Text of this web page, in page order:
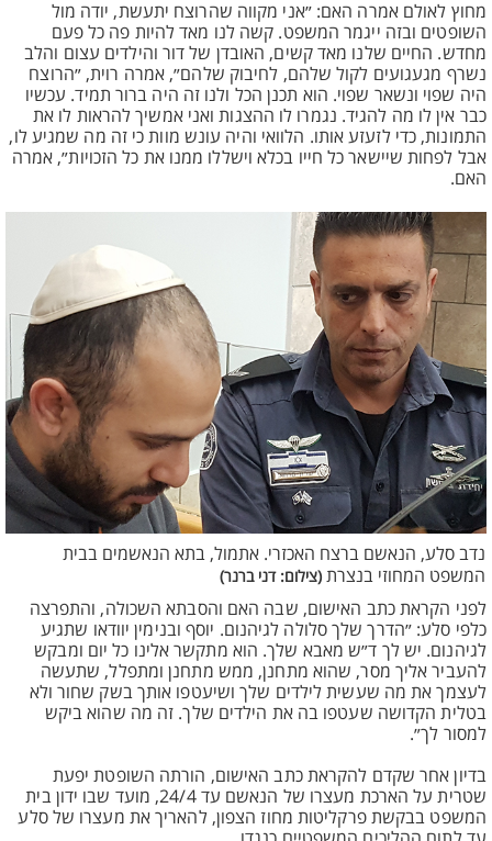
מחוץ לאולם אמרה האם: ״אני מקווה שהרוצח יתעשת, יודה מול
השופטים ובזה ייגמר המשפט. קשה לנו מאד להיות פה כל פעם
מחדש. החיים שלנו מאד קשים, האובדן של דור והילדים עצום והלב
נשרף מגעגועים לקול שלהם, לחיבוק שלהם״, אמרה רוית, ״הרוצח
היה שפוי ונשאר שפוי. הוא תכנן הכל ולנו זה היה ברור תמיד. עכשיו
כבר אין לו מה להגיד. נגמרו לו ההצגות ואני אמשיך להראות לו את
התמונות, כדי לזעזע אותו. הלוואי והיה עונש מוות כי זה מה שמגיע לו,
אבל לפחות שיישאר כל חייו בכלא וישללו ממנו את כל הזכויות״, אמרה
האם.
נדב סלע, הנאשם ברצח האכזרי. אתמול, בתא הנאשמים בבית
המשפט המחוזי בנצרת (צילום: דני ברנר)
לפני הקראת כתב האישום, שבה האם והסבתא השכולה, והתפרצה
כלפי סלע: ״הדרך שלך סלולה לגיהנום. יוסף ובנימין יוודאו שתגיע
לגיהנום. יש לך ד״ש מאבא שלך. הוא מתקשר אלינו כל יום ומבקש
להעביר אליך מסר, שהוא מתחנן, ממש מתחנן ומתפלל, שתעשה
לעצמך את מה שעשית לילדים שלך ושיעטפו אותך בשק שחור ולא
בטלית הקדושה שעטפו בה את הילדים שלך. זה מה שהוא ביקש
למסור לך״.
בדיון אחר שקדם להקראת כתב האישום, הורתה השופטת יפעת
שטרית על הארכת מעצרו של הנאשם עד 24/4, מועד שבו ידון בית
המשפט בבקשת פרקליטות מחוז הצפון, להאריך את מעצרו של סלע